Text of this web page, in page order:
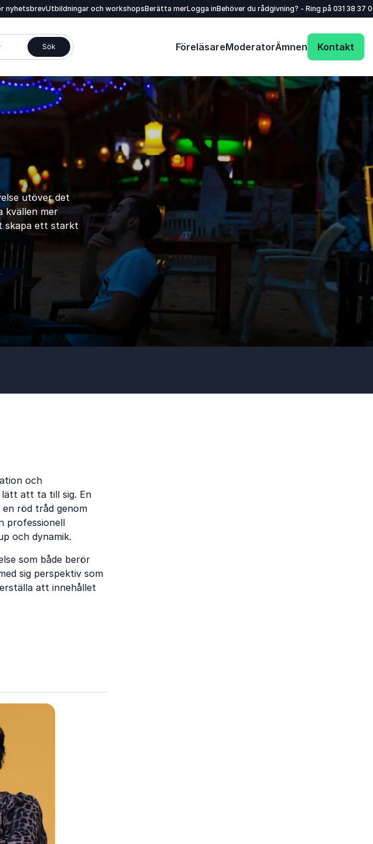
nyhetsbrevUtbildningar och workshopsBerätta merLogga inBehöver du rådgivning? - Ring på 031 38 37
Sök FöreläsareModeratorÄmnen Kontakt
utöver det
kvällen mer
skapa ett starkt
Ditt namn *
E-post*
Telefon
Företag eller organisation
och
lätt att ta till sig. En
röd tråd genom
professionell
och dynamik.
som både berör
sig perspektiv som
att innehållet